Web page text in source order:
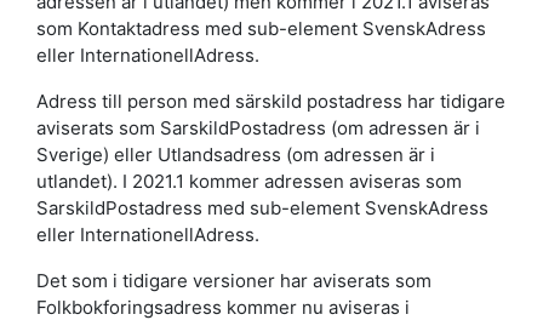
som Kontaktadress med sub-element SvenskAdress
eller InternationellAdress.
Adress till person med särskild postadress har tidigare
aviserats som SarskildPostadress (om adressen är i
Sverige) eller Utlandsadress (om adressen är i
utlandet). I 2021.1 kommer adressen aviseras som
SarskildPostadress med sub-element SvenskAdress
eller InternationellAdress.
Det som i tidigare versioner har aviserats som
Folkbokforingsadress kommer nu aviseras i